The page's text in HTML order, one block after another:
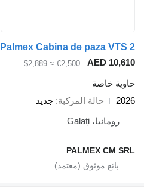
Palmex Cabina de paza VTS 2
AED 10,610
€2,500
≈ $2,889
حاوية خاصة
2026
حالة المركبة جديد
رومانيا، Galați
PALMEX CM SRL